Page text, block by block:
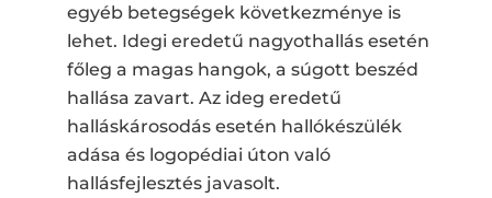
egyéb betegségek következménye is
lehet. Idegi eredetű nagyothallás esetén
főleg a magas hangok, a súgott beszéd
hallása zavart. Az ideg eredetű
halláskárosodás esetén hallókészülék
adása és logopédiai úton való
hallásfejlesztés javasolt.